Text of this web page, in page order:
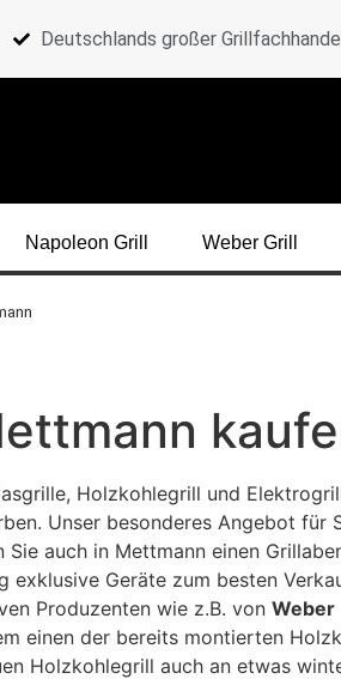
Deutschlands großer
Napoleon Grill Weber Grill
Holzkohlegrill und
Unser besonderes Angebot
auch in Mettmann einen
exklusive Geräte zum besten
Produzenten wie z.B. von Weber
einen der bereits montierten
Holzkohlegrill auch an etwas